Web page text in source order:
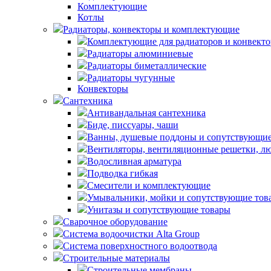
Комплектующие
Котлы
Радиаторы, конвекторы и комплектующие
Комплектующие для радиаторов и
Радиаторы алюминиевые
Радиаторы биметаллические
Радиаторы чугунные
Конвекторы
Сантехника
Антивандальная сантехника
Биде, писсуары, чаши
Ванны, душевые поддоны и
Вентиляторы, вентиляционные решетки,
Водосливная арматура
Подводка гибкая
Смесители и комплектующие
Умывальники, мойки и сопутствующие
Унитазы и сопутствующие товары
Сварочное оборудование
Система водоочистки Alta Group
Система поверхностного водоотвода
Строительные материалы